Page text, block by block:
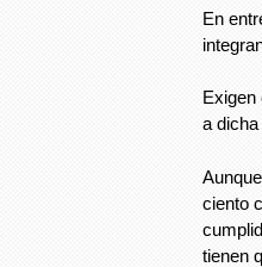
En
Exigen
a
ciento
tienen